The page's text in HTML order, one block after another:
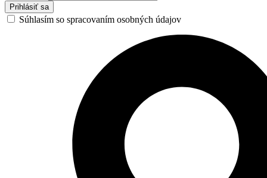
Súhlasím so spracovaním osobných údajov